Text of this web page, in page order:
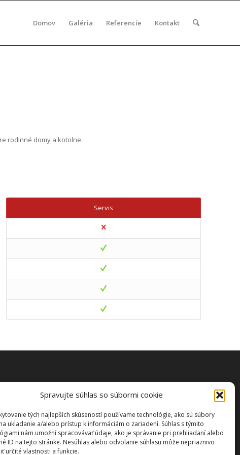
Spravujte súhlas so súbormi cookie
tých najlepších skúseností používame technológie, ako sú súbory
ukladanie a/alebo prístup k informáciám o zariadení. Súhlas s týmito
nám umožní spracovávať údaje, ako je správanie pri prehliadaní alebo
ID na tejto stránke. Nesúhlas alebo odvolanie súhlasu môže nepriaznivo
určité vlastnosti a funkcie.
Domov Galéria Referencie Kontakt
rodinné domy a kotolne.
Servis
cookie (EÚ)